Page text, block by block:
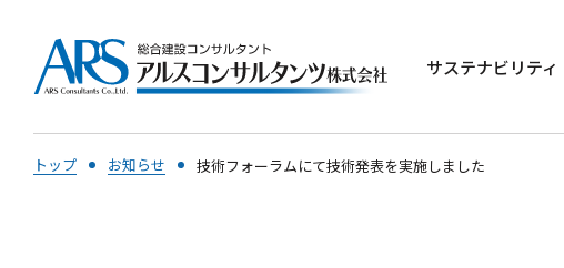
サステナビリティ
トップ お知らせ 技術フォーラムにて技術発表を実施しました